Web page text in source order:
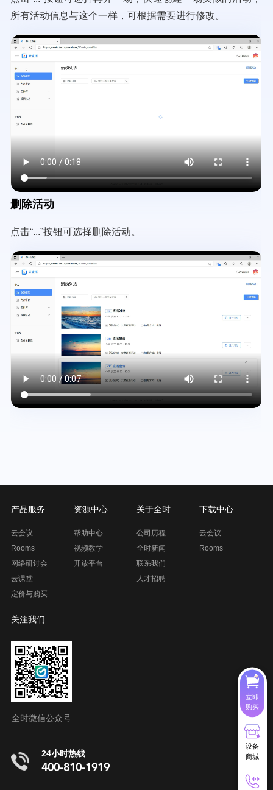
所有活动信息与这个一样，可根据需要进行修改。
Video
file
删除活动
点击“...”按钮可选择删除活动。
Video
file
产品服务
云会议
Rooms
网络研讨会
云课堂
定价与购买
资源中心
帮助中心
视频教学
开放平台
关于全时
公司历程
全时新闻
联系我们
人才招聘
下载中心
云会议
Rooms
关注我们
全时微信公众号
24小时热线
400-810-1919
立即
购买
设备
商城